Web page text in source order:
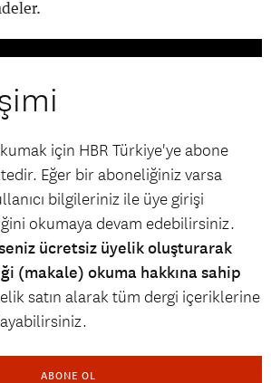
için HBR Türkiye'ye abone
Eğer bir aboneliğiniz varsa
bilgileriniz ile üye girişi
okumaya devam edebilirsiniz.
ücretsiz üyelik oluşturarak
(makale) okuma hakkına sahip
satın alarak tüm dergi içeriklerine
ABONE OL